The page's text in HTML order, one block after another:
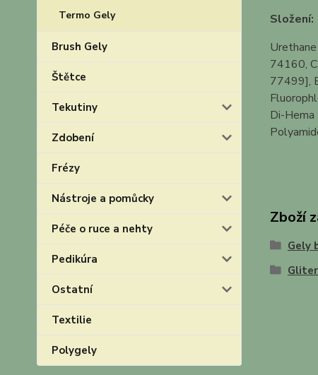
Termo Gely
Brush Gely
Štětce
Tekutiny
Zdobení
Frézy
Nástroje a pomůcky
Péče o ruce a nehty
Pedikúra
Ostatní
Textilie
Polygely
Složení:
74160,
77499],
Di-
Zboží
Gely